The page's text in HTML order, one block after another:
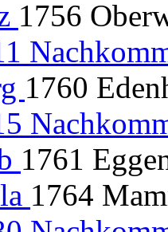
1756
1760
1761
1764